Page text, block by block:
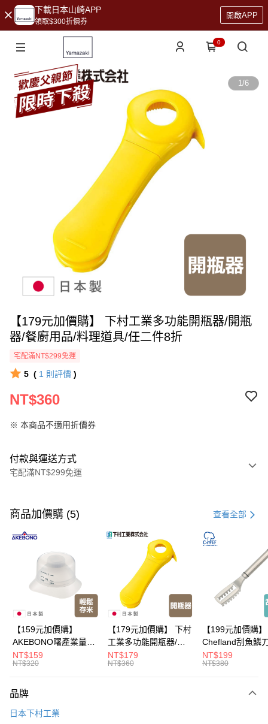
下載日本山崎APP
領取$300折價券
開啟APP
0
1/6
【179元加價購】 下村工業多功能開瓶器/開瓶
器/餐廚用品/料理道具/任二件8折
宅配滿NT$299免運
5 ( 1 則評價 )
NT$360
※ 本商品不適用折價券
付款與運送方式
宅配滿NT$299免運
信用卡一次付款
超商取貨付款
LINE Pay
Apple Pay
Google Pay
全盈+PAY
大哥付你分期
【大哥付你分期使用說明】
2.付款方式選擇「大哥付你分期」，訂單成立後會自動跳轉到大哥付的交易
商品加價購 (5) 查看全部
【159元加價購】
AKEBONO曙產業量米
杯漏斗組(白)/量米杯/
米桶/量米用具/任二件8
NT$159
NT$320
【179元加價購】 下村
工業多功能開瓶器/開
瓶器/餐廚用品/料理道
具/任二件8折
NT$179
NT$360
【199元加價購】
Chefland刮魚鱗
魚鱗器/廚房用品/
道具/任二件8折
NT$199
NT$380
品牌
日本下村工業